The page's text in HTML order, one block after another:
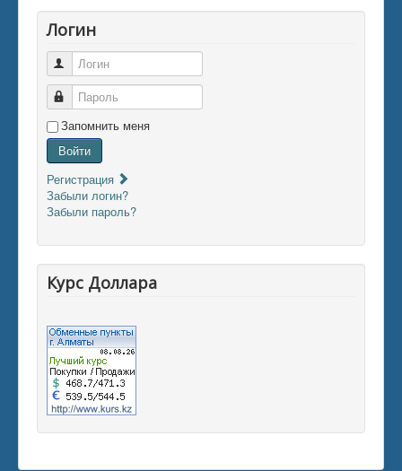
Логин
Логин
Пароль
Запомнить меня
Войти
Регистрация
Забыли логин?
Забыли пароль?
Курс Доллара